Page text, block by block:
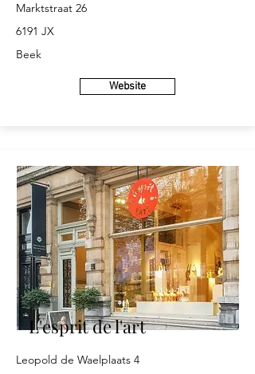
Marktstraat 26
6191 JX
Beek
Website
L'esprit de l'art
Leopold de Waelplaats 4